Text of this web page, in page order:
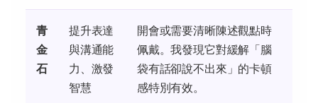
青
金
石
提升表達
與溝通能
力、激發
智慧
開會或需要清晰陳述觀點時
佩戴。我發現它對緩解「腦
袋有話卻說不出來」的卡頓
感特別有效。